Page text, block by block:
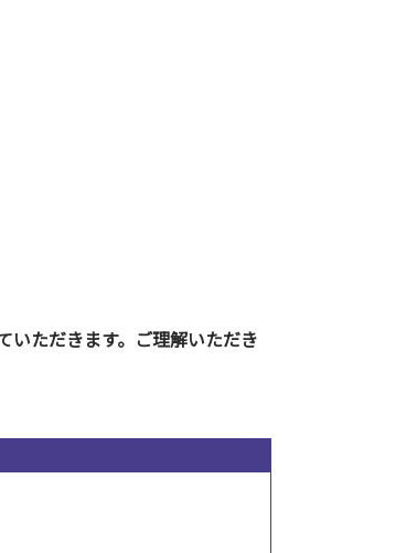
ただきます。ご理解いただき